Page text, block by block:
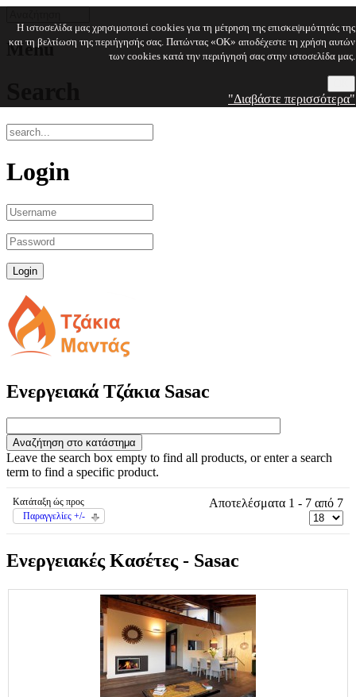
Η ιστοσελίδα μας χρησιμοποιεί cookies για τη μέτρηση της επισκεψιμότητάς της
και τη βελτίωση της περιήγησής σας. Πατώντας «OK» αποδέχεστε τη χρήση αυτών
των cookies κατά την περιήγησή σας στην ιστοσελίδα μας.
"Διαβάστε περισσότερα"
Menu
Login
Ενεργειακά Τζάκια Sasac
Leave the search box empty to find all products, or enter a search
term to find a specific product.
Κατάταξη ώς προς
Παραγγελίες +/-
Αποτελέσματα 1 - 7 από 7
Ενεργειακές Κασέτες - Sasac